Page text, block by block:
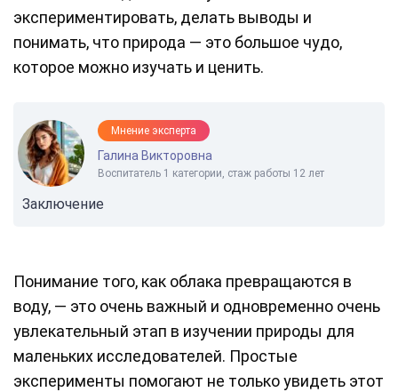
экспериментировать, делать выводы и
понимать, что природа — это большое чудо,
которое можно изучать и ценить.
Мнение эксперта
Галина Викторовна
Воспитатель 1 категории, стаж работы 12 лет
Заключение
Понимание того, как облака превращаются в
воду, — это очень важный и одновременно очень
увлекательный этап в изучении природы для
маленьких исследователей. Простые
эксперименты помогают не только увидеть этот